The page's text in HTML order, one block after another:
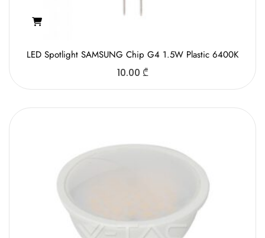
LED Spotlight SAMSUNG Chip G4 1.5W Plastic 6400K
10.00 ₾